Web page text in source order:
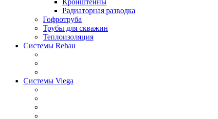
Радиаторная разводка
Гофротруба
Трубы для скважин
Теплоизоляция
Системы Rehau
Системы Viega